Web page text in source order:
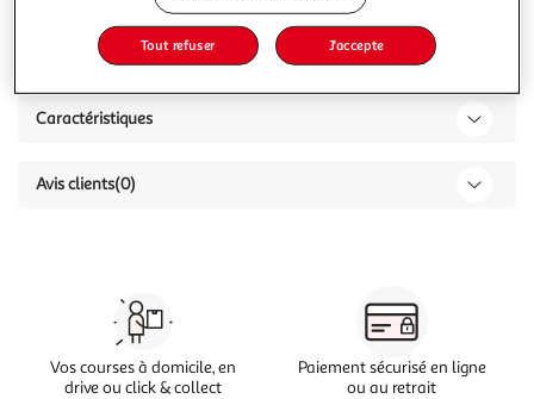
Description
Caractéristiques
Avis clients(0)
Vos courses à domicile, en
drive ou click & collect
Paiement sécurisé en ligne
ou au retrait
Tout refuser J'accepte